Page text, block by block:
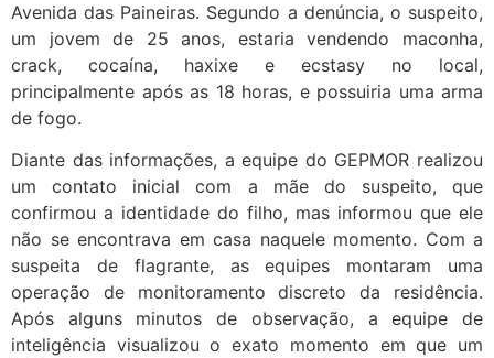
Avenida das Paineiras. Segundo a denúncia, o suspeito,
um jovem de 25 anos, estaria vendendo maconha,
crack, cocaína, haxixe e ecstasy no local,
principalmente após as 18 horas, e possuiria uma arma
de fogo.
Diante das informações, a equipe do GEPMOR realizou
um contato inicial com a mãe do suspeito, que
confirmou a identidade do filho, mas informou que ele
não se encontrava em casa naquele momento. Com a
suspeita de flagrante, as equipes montaram uma
operação de monitoramento discreto da residência.
Após alguns minutos de observação, a equipe de
inteligência visualizou o exato momento em que um